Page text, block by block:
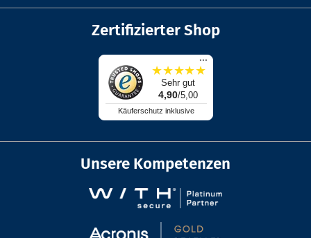
Zertifizierter Shop
...
★★★★★
Sehr gut
4,90/5,00
Käuferschutz inklusive
Unsere Kompetenzen